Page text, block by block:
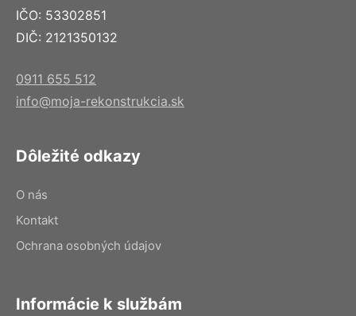
IČO: 53302851
DIČ: 2121350132
0911 655 512
info@moja-rekonstrukcia.sk
Dôležité odkazy
O nás
Kontakt
Ochrana osobných údajov
Informácie k službám